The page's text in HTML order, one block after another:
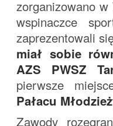
zorganizowano
wspinaczce
zaprezentowali
miał sobie
AZS PWSZ
pierwsze
Pałacu
Zawody